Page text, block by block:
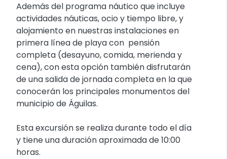
Además del programa náutico que incluye
actividades náuticas, ocio y tiempo libre, y
alojamiento en nuestras instalaciones en
primera línea de playa con pensión
completa (desayuno, comida, merienda y
cena), con esta opción también disfrutarán
de una salida de jornada completa en la que
conocerán los principales monumentos del
municipio de Águilas.
Esta excursión se realiza durante todo el día
y tiene una duración aproximada de 10:00
horas.